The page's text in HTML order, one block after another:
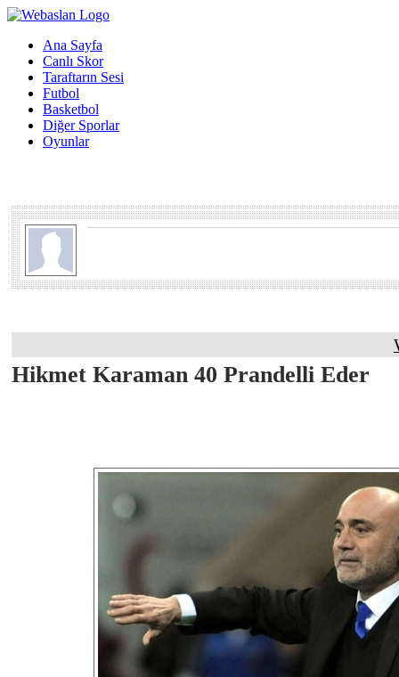
Ana Sayfa
Canlı Skor
Taraftarın Sesi
Futbol
Basketbol
Diğer Sporlar
Oyunlar
Hikmet Karaman 40 Prandelli Eder